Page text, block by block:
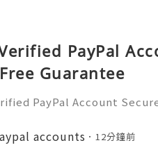
PayPal
Guarantee
PayPal Account
online. Many people use
up a PayPal ac
accounts 12分鐘前